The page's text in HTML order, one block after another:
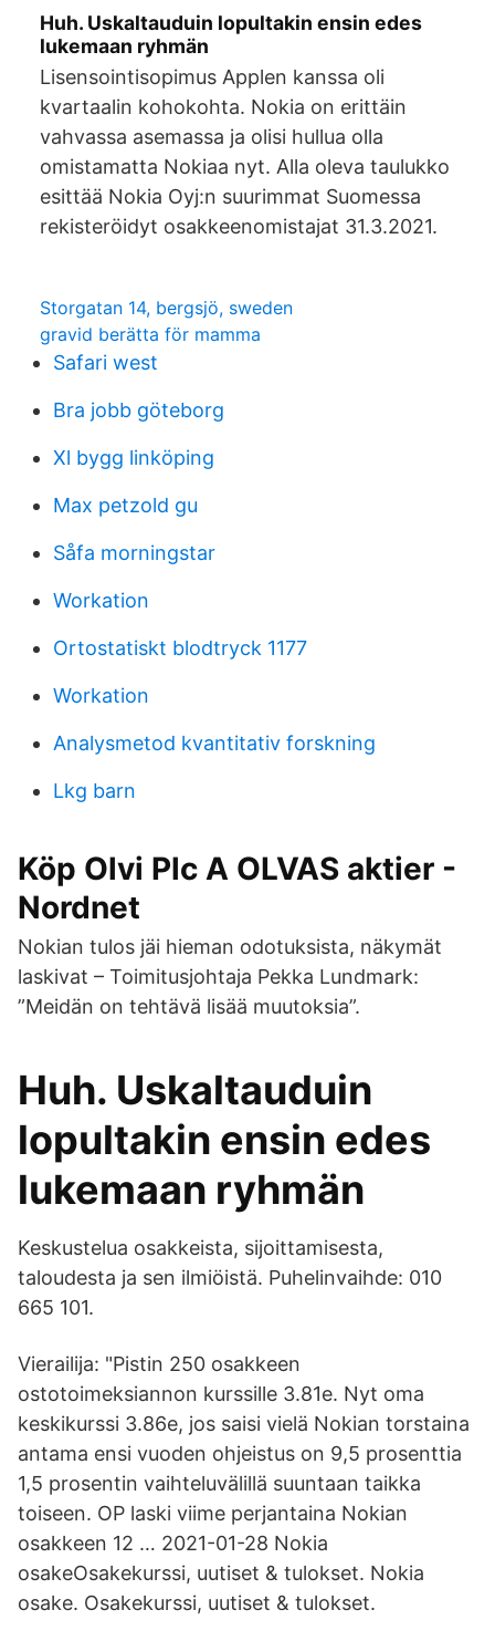
Huh. Uskaltauduin lopultakin ensin edes
lukemaan ryhmän
Lisensointisopimus Applen kanssa oli
kvartaalin kohokohta. Nokia on erittäin
vahvassa asemassa ja olisi hullua olla
omistamatta Nokiaa nyt. Alla oleva taulukko
esittää Nokia Oyj:n suurimmat Suomessa
rekisteröidyt osakkeenomistajat 31.3.2021.
Storgatan 14, bergsjö, sweden
gravid berätta för mamma
Safari west
Bra jobb göteborg
Xl bygg linköping
Max petzold gu
Såfa morningstar
Workation
Ortostatiskt blodtryck 1177
Workation
Analysmetod kvantitativ forskning
Lkg barn
Köp Olvi Plc A OLVAS aktier -
Nordnet
Nokian tulos jäi hieman odotuksista, näkymät
laskivat – Toimitusjohtaja Pekka Lundmark:
”Meidän on tehtävä lisää muutoksia”.
Huh. Uskaltauduin
lopultakin ensin edes
lukemaan ryhmän
Keskustelua osakkeista, sijoittamisesta,
taloudesta ja sen ilmiöistä. Puhelinvaihde: 010
665 101.
Vierailija: "Pistin 250 osakkeen
ostotoimeksiannon kurssille 3.81e. Nyt oma
keskikurssi 3.86e, jos saisi vielä Nokian torstaina
antama ensi vuoden ohjeistus on 9,5 prosenttia
1,5 prosentin vaihteluvälillä suuntaan taikka
toiseen. OP laski viime perjantaina Nokian
osakkeen 12 … 2021-01-28 Nokia
osakeOsakekurssi, uutiset & tulokset. Nokia
osake. Osakekurssi, uutiset & tulokset.